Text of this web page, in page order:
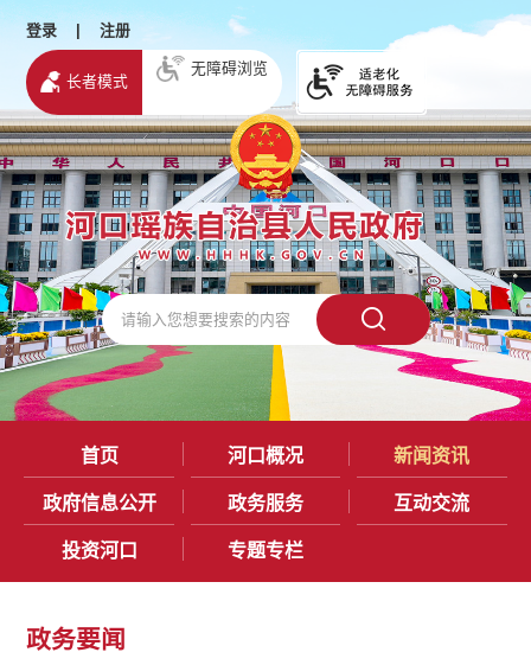
登录 | 注册
长者模式
无障碍浏览
首页 河口概况 新闻资讯
政府信息公开 政务服务 互动交流
投资河口 专题专栏
政务要闻